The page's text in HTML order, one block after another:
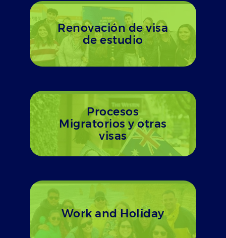
Renovación de visa
de estudio
Procesos
Migratorios y otras
visas
Work and Holiday